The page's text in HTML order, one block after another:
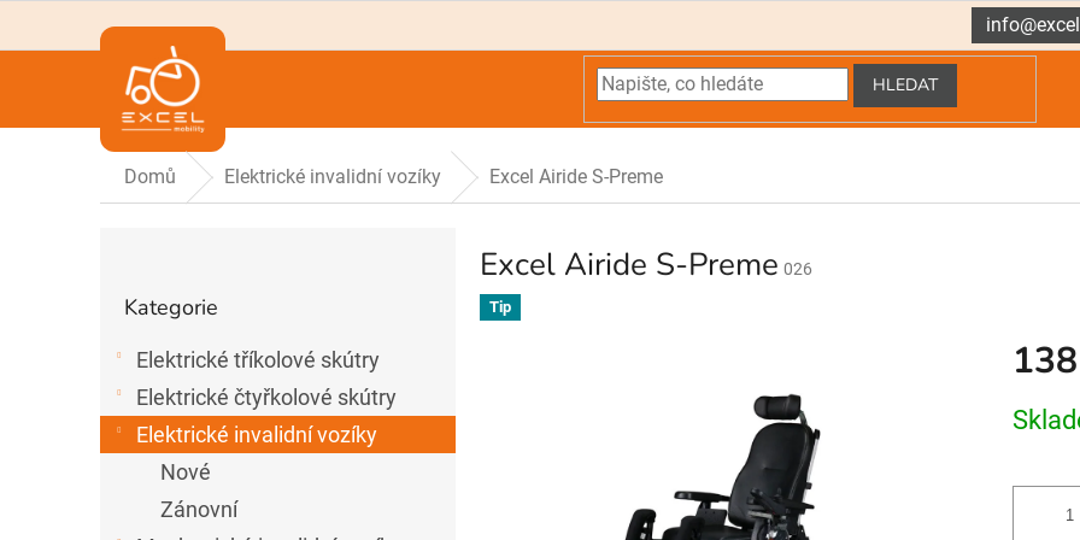
HLEDAT
Domů Elektrické invalidní vozíky Excel Airide S-Preme
n
í
kategorie
Kategorie
Elektrické tříkolové skútry
Elektrické čtyřkolové skútry
Elektrické invalidní vozíky
Nové
Zánovní
Excel Airide S-Preme 026
Tip
Měrná
cena: